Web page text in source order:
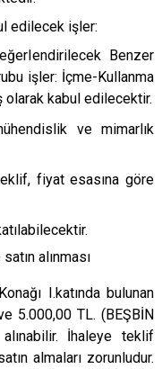
edilecek işler:
Benzer
işler: İçme-Kullanma
kabul edilecektir.
ve mimarlık
fiyat esasına göre
alınması
I.katında bulunan
5.000,00 TL. (BEŞBİN
alınabilir. İhaleye teklif
almaları zorunludur.